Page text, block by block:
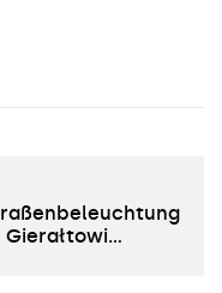
Gierałtowi…